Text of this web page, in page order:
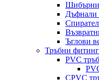
Шибърни
Дъфнали
Ъглови
Тръбни
PVC
CPVC